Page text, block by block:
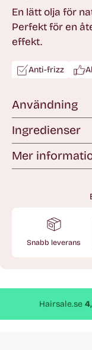
En lätt olja för
Perfekt för en
effekt.
Anti-frizz
Användning
Ingredienser
Mer
Snabb leverans
produkt
Hairsale.se